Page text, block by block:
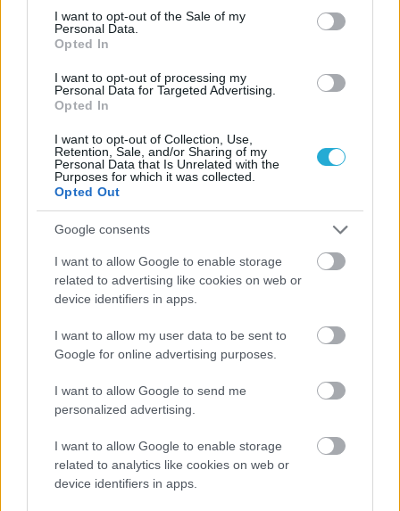
consent section.
I want to opt-out of the Sale of my
Personal Data.
Opted In
I want to opt-out of processing my
Personal Data for Targeted Advertising.
Opted In
I want to opt-out of Collection, Use,
Retention, Sale, and/or Sharing of my
Personal Data that Is Unrelated with the
Purposes for which it was collected.
Opted Out
Google consents
I want to allow Google to enable storage
related to advertising like cookies on web or
device identifiers in apps.
I want to allow my user data to be sent to
Google for online advertising purposes.
I want to allow Google to send me
personalized advertising.
I want to allow Google to enable storage
related to analytics like cookies on web or
device identifiers in apps.
Αναγνώριση και σεβασμός
οι σημαντικότερες νίκες του